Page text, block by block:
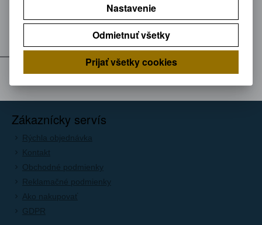
Prihláste sa k odberu noviniek
Z nášho blogu
Zákaznícky servís
Rýchla objednávka
Kontakt
Obchodné podmienky
Reklamačné podmienky
Ako nakupovať
GDPR
Nastavenie
Odmietnuť všetky
Prijať všetky cookies